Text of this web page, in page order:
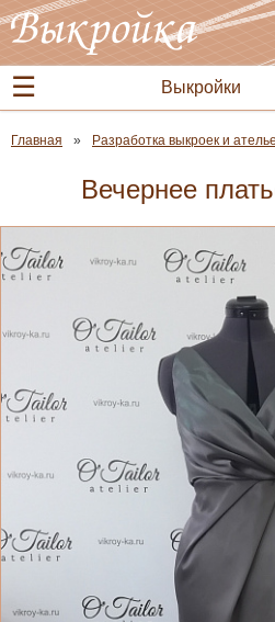
Выкройки
Главная Разработка выкроек и ателье
Вечернее